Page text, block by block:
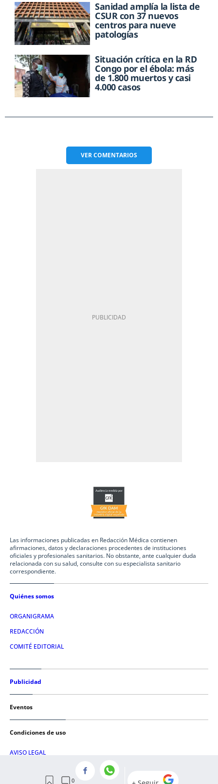
Sanidad amplía la lista de
CSUR con 37 nuevos
centros para nueve
patologías
Situación crítica en la RD
Congo por el ébola: más
de 1.800 muertos y casi
4.000 casos
VERCOMENTARIOS
Las informaciones publicadas en Redacción Médica contienen
afirmaciones, datos y declaraciones procedentes de instituciones
oficiales y profesionales sanitarios. No obstante, ante cualquier duda
relacionada con su salud, consulte con su especialista sanitario
correspondiente.
Quiénes somos
ORGANIGRAMA
REDACCIÓN
COMITÉ EDITORIAL
Publicidad
Eventos
Condiciones de uso
AVISO LEGAL